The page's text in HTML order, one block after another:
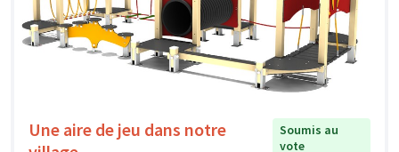
Une aire de jeu dans notre
Soumis au
vote